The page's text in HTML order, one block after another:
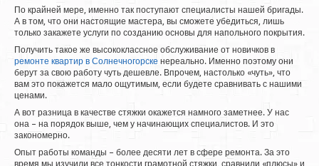
По крайней мере, именно так поступают специалисты нашей бригады.
А в том, что они настоящие мастера, вы сможете убедиться, лишь
только закажете услуги по созданию основы для напольного покрытия.
Получить такое же высококлассное обслуживание от новичков в
ремонте квартир в Солнечногорске нереально. Именно поэтому они
берут за свою работу чуть дешевле. Впрочем, настолько «чуть», что
вам это покажется мало ощутимым, если будете сравнивать с нашими
ценами.
А вот разница в качестве стяжки окажется намного заметнее. У нас
она – на порядок выше, чем у начинающих специалистов. И это
закономерно.
Опыт работы команды – более десяти лет в сфере ремонта. За это
время мы изучили все тонкости грамотной стяжки, сравнили «плюсы» и